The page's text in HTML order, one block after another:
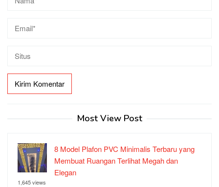
Most View Post
8 Model Plafon PVC Minimalis Terbaru yang
Membuat Ruangan Terlihat Megah dan
Elegan
1,645 views